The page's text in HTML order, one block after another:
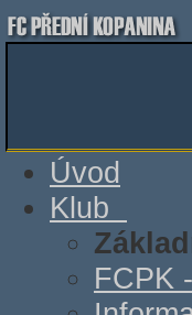
Úvod
Klub
FCPK